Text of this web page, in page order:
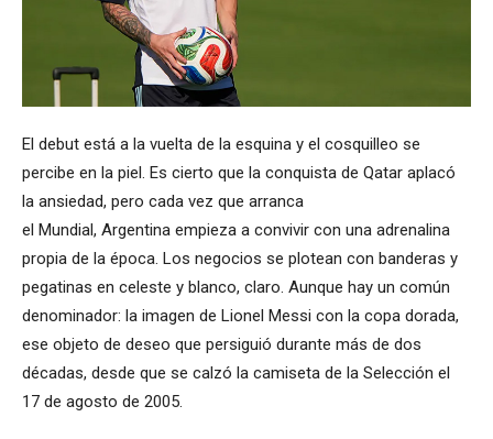
El debut está a la vuelta de la esquina y el cosquilleo se
percibe en la piel. Es cierto que la conquista de Qatar aplacó
la ansiedad, pero cada vez que arranca
el Mundial, Argentina empieza a convivir con una adrenalina
propia de la época. Los negocios se plotean con banderas y
pegatinas en celeste y blanco, claro. Aunque hay un común
denominador: la imagen de Lionel Messi con la copa dorada,
ese objeto de deseo que persiguió durante más de dos
décadas, desde que se calzó la camiseta de la Selección el
17 de agosto de 2005.